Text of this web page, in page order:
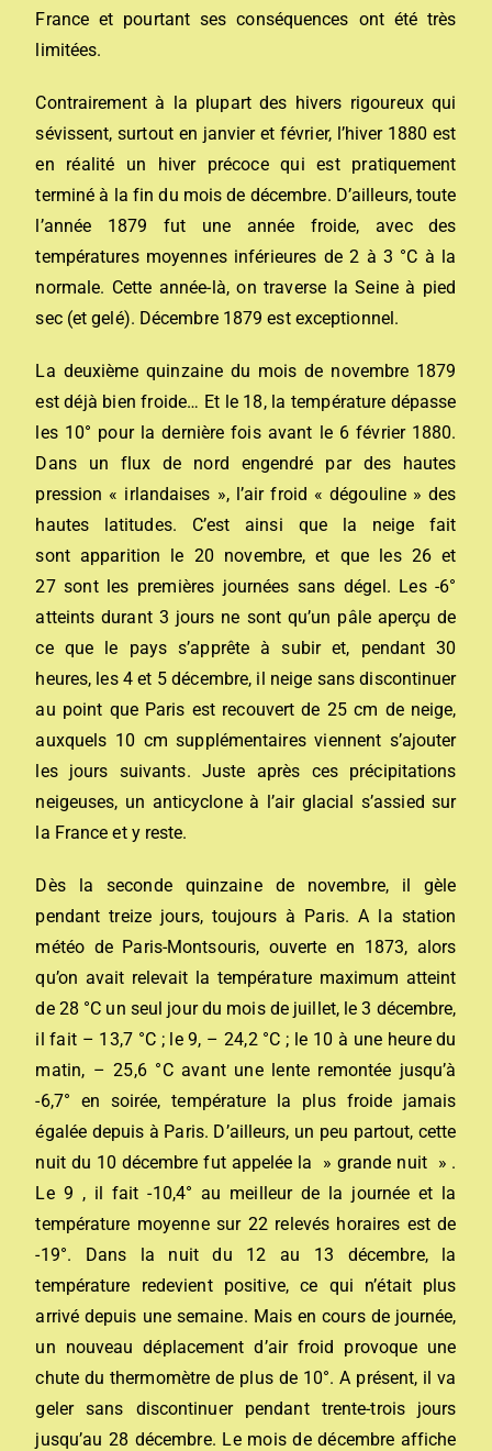
France et pourtant ses conséquences ont été très
limitées.
Contrairement à la plupart des hivers rigoureux qui
sévissent, surtout en janvier et février, l’hiver 1880 est
en réalité un hiver précoce qui est pratiquement
terminé à la fin du mois de décembre. D’ailleurs, toute
l’année 1879 fut une année froide, avec des
températures moyennes inférieures de 2 à 3 °C à la
normale. Cette année-là, on traverse la Seine à pied
sec (et gelé). Décembre 1879 est exceptionnel.
La deuxième quinzaine du mois de novembre 1879
est déjà bien froide… Et le 18, la température dépasse
les 10° pour la dernière fois avant le 6 février 1880.
Dans un flux de nord engendré par des hautes
pression « irlandaises », l’air froid « dégouline » des
hautes latitudes. C’est ainsi que la neige fait
sont apparition le 20 novembre, et que les 26 et
27 sont les premières journées sans dégel. Les -6°
atteints durant 3 jours ne sont qu’un pâle aperçu de
ce que le pays s’apprête à subir et, pendant 30
heures, les 4 et 5 décembre, il neige sans discontinuer
au point que Paris est recouvert de 25 cm de neige,
auxquels 10 cm supplémentaires viennent s’ajouter
les jours suivants. Juste après ces précipitations
neigeuses, un anticyclone à l’air glacial s’assied sur
la France et y reste.
Dès la seconde quinzaine de novembre, il gèle
pendant treize jours, toujours à Paris. A la station
météo de Paris-Montsouris, ouverte en 1873, alors
qu’on avait relevait la température maximum atteint
de 28 °C un seul jour du mois de juillet, le 3 décembre,
il fait – 13,7 °C ; le 9, – 24,2 °C ; le 10 à une heure du
matin, – 25,6 °C avant une lente remontée jusqu’à
-6,7° en soirée, température la plus froide jamais
égalée depuis à Paris. D’ailleurs, un peu partout, cette
nuit du 10 décembre fut appelée la » grande nuit » .
Le 9 , il fait -10,4° au meilleur de la journée et la
température moyenne sur 22 relevés horaires est de
-19°. Dans la nuit du 12 au 13 décembre, la
température redevient positive, ce qui n’était plus
arrivé depuis une semaine. Mais en cours de journée,
un nouveau déplacement d’air froid provoque une
chute du thermomètre de plus de 10°. A présent, il va
geler sans discontinuer pendant trente-trois jours
jusqu’au 28 décembre. Le mois de décembre affiche